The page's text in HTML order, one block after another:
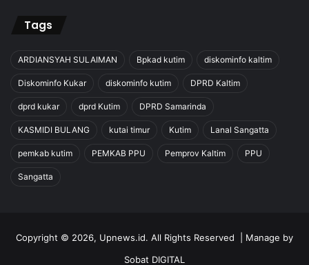
Tags
ARDIANSYAH SULAIMAN Bpkad kutim diskominfo kaltim
Diskominfo Kukar diskominfo kutim DPRD Kaltim
dprd kukar dprd Kutim DPRD Samarinda
KASMIDI BULANG kutai timur Kutim Lanal Sangatta
pemkab kutim PEMKAB PPU Pemprov Kaltim PPU
Sangatta
Copyright © 2026, Upnews.id. All Rights Reserved | Manage by
Sobat DIGITAL